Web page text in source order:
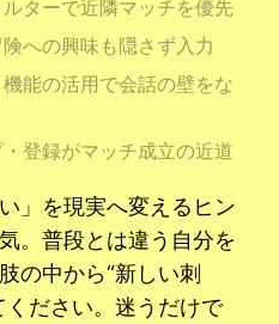
ターで近隣マッチを優先
への興味も隠さず入力
能の活用で会話の壁をな
登録がマッチ成立の近道
」を現実へ変えるヒン
。普段とは違う自分を
の中から“新しい刺
ださい。迷うだけで